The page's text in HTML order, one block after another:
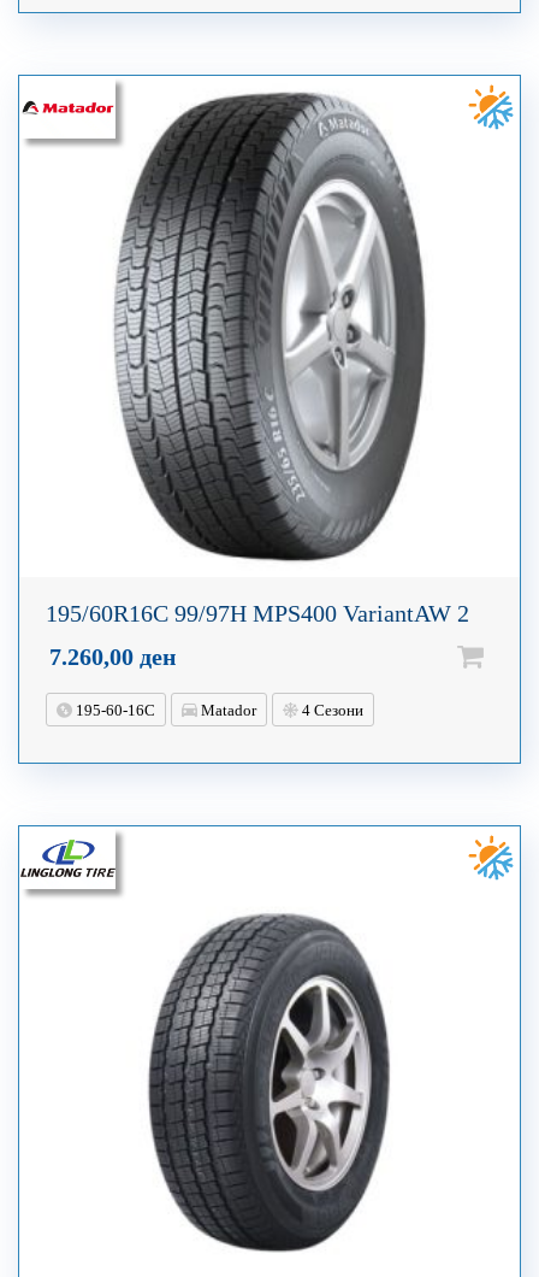
195/60R16C 99/97H MPS400 VariantAW 2
7.260,00 ден
195-60-16C Matador 4 Сезони